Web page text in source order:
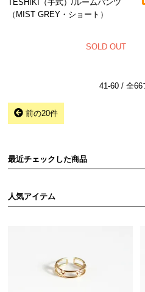
TESHIKI（手式）/ルームパンツ
（MIST GREY・ショート）
SOLD OUT
41-60 / 全66
前の20件
最近チェックした商品
人気アイテム